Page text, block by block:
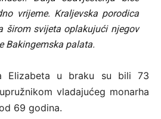
vrijeme. Kraljevska porodica
širom svijeta oplakujući njegov
Bakingemska palata.
Elizabeta u braku su bili 73
vladajućeg monarha
69 godina.